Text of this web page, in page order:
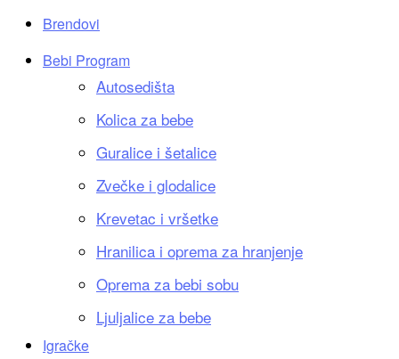
Brendovi
Bebi Program
Autosedišta
Kolica za bebe
Guralice i šetalice
Zvečke i glodalice
Krevetac i vršetke
Hranilica i oprema za hranjenje
Oprema za bebi sobu
Ljuljalice za bebe
Igračke